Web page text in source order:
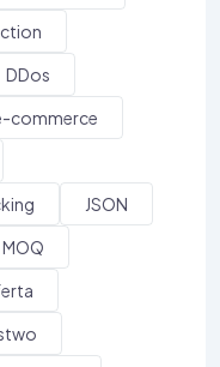
DDos
commerce
JSON
MOQ